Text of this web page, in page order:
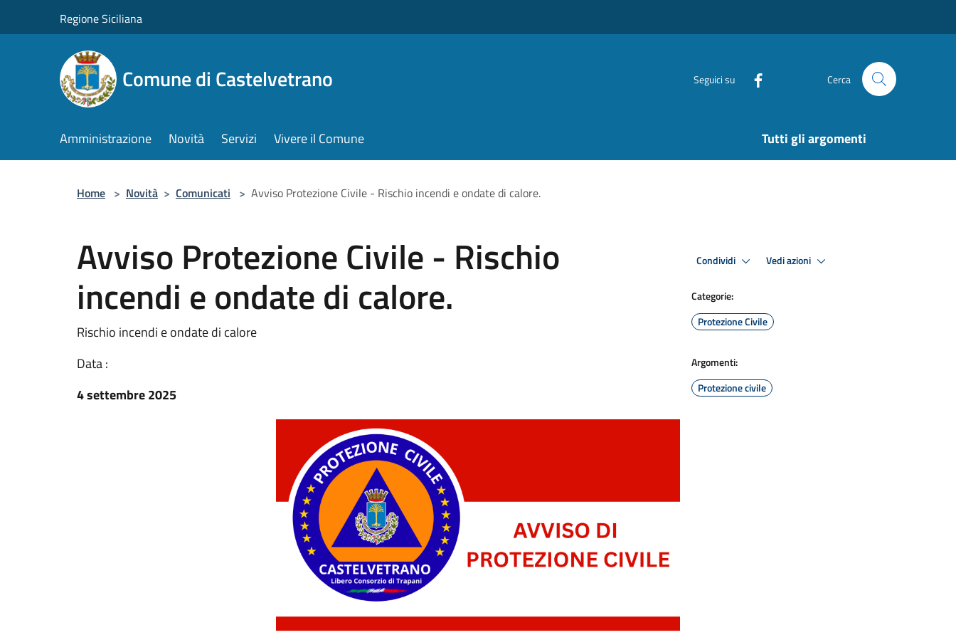
Regione Siciliana
Comune di Castelvetrano Seguici su Cerca
Amministrazione Novità Servizi Vivere il Comune Tutti gli argomenti
Home > Novità > Comunicati > Avviso Protezione Civile - Rischio incendi e ondate di calore.
Avviso Protezione Civile - Rischio
incendi e ondate di calore.
Rischio incendi e ondate di calore
Data :
4 settembre 2025
Condividi Vedi azioni
Categorie:
Protezione Civile
Argomenti:
Protezione civile